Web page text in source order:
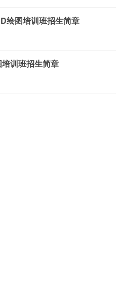
绘图培训班招生简章
训班招生简章